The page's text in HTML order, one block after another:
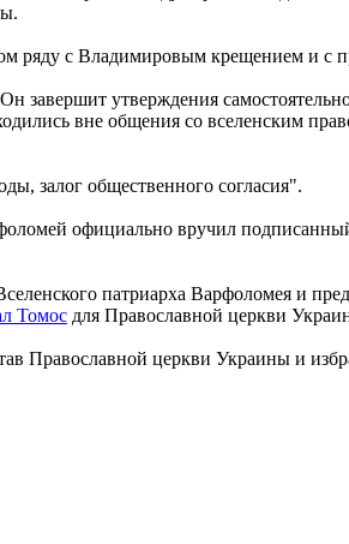
ряду с Владимировым крещением и с
утверждения
вне общения со вселенским
залог общественного согласия".
официально вручил
патриарха Варфоломея и
Томос для Православной церкви
Православной церкви Украины и